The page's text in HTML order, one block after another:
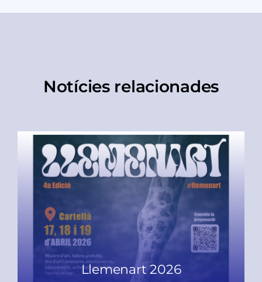
Notícies relacionades
Llemenart 2026